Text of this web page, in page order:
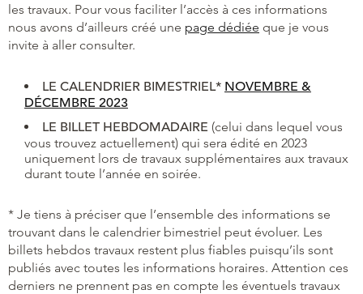
les travaux. Pour vous faciliter l’accès à ces informations
nous avons d’ailleurs créé une page dédiée que je vous
invite à aller consulter.
LE CALENDRIER BIMESTRIEL* NOVEMBRE &
DÉCEMBRE 2023
LE BILLET HEBDOMADAIRE (celui dans lequel vous
vous trouvez actuellement) qui sera édité en 2023
uniquement lors de travaux supplémentaires aux travaux
durant toute l’année en soirée.
* Je tiens à préciser que l’ensemble des informations se
trouvant dans le calendrier bimestriel peut évoluer. Les
billets hebdos travaux restent plus fiables puisqu’ils sont
publiés avec toutes les informations horaires. Attention ces
derniers ne prennent pas en compte les éventuels travaux